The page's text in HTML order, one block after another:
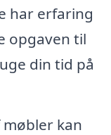
har erfaring
opgaven til
din tid på
møbler kan